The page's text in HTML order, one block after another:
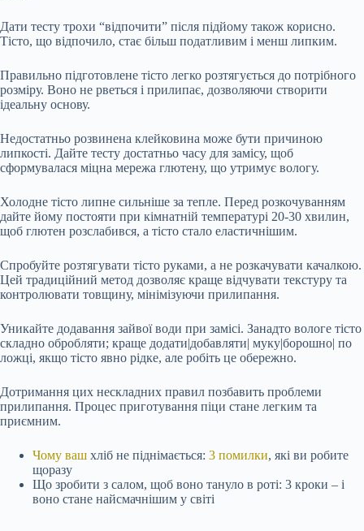
Дати тесту трохи “відпочити” після підйому також корисно.
Тісто, що відпочило, стає більш податливим і менш липким.
Правильно підготовлене тісто легко розтягується до потрібного
розміру. Воно не рветься і прилипає, дозволяючи створити
ідеальну основу.
Недостатньо розвинена клейковина може бути причиною
липкості. Дайте тесту достатньо часу для замісу, щоб
сформувалася міцна мережа глютену, що утримує вологу.
Холодне тісто липне сильніше за тепле. Перед розкочуванням
дайте йому постояти при кімнатній температурі 20-30 хвилин,
щоб глютен розслабився, а тісто стало еластичнішим.
Спробуйте розтягувати тісто руками, а не розкачувати качалкою.
Цей традиційний метод дозволяє краще відчувати текстуру та
контролювати товщину, мінімізуючи прилипання.
Уникайте додавання зайвої води при замісі. Занадто вологе тісто
складно обробляти; краще додати|добавляти| муку|борошно| по
ложці, якщо тісто явно рідке, але робіть це обережно.
Дотримання цих нескладних правил позбавить проблеми
прилипання. Процес приготування піци стане легким та
приємним.
Чому ваш хліб не піднімається: 3 помилки, які ви робите
щоразу
Що зробити з салом, щоб воно тануло в роті: 3 кроки – і
воно стане найсмачнішим у світі